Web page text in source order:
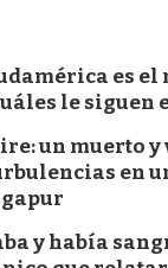
es
le siguen
un muerto
en
y había